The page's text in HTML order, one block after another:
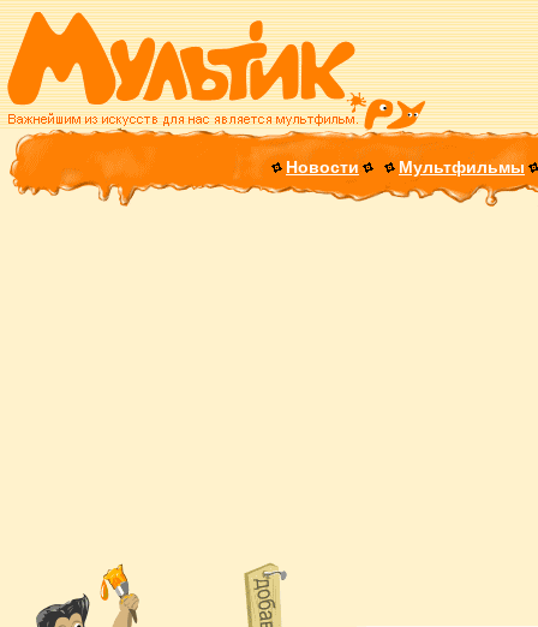
Новости Мультфильмы